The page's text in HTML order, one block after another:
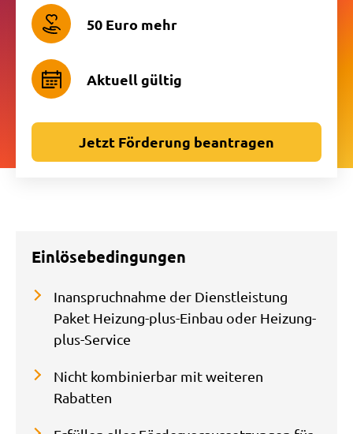
50 Euro mehr
Aktuell gültig
Jetzt Förderung beantragen
Einlösebedingungen
Inanspruchnahme der Dienstleistung
Paket Heizung-plus-Einbau oder Heizung-
plus-Service
Nicht kombinierbar mit weiteren
Rabatten